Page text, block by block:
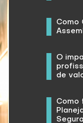
Como
O
de
Como